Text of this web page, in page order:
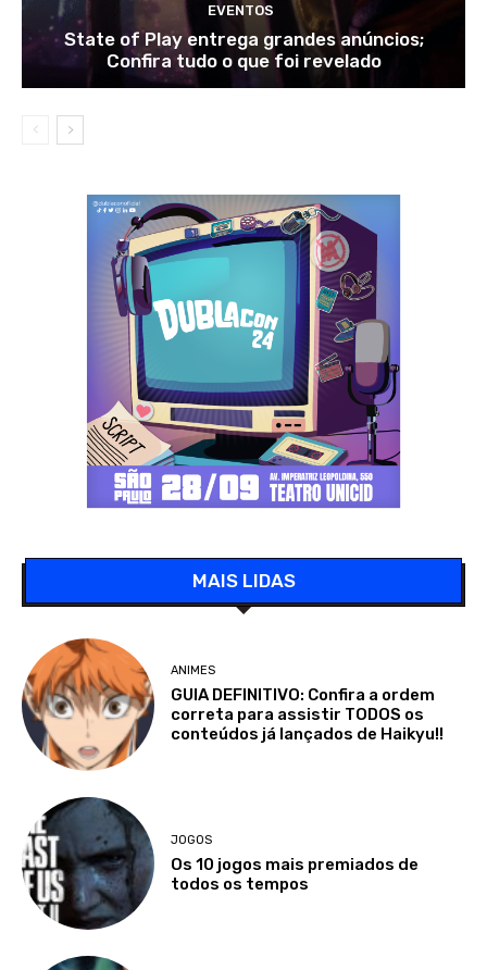
EVENTOS
State of Play entrega grandes anúncios;
Confira tudo o que foi revelado
MAIS LIDAS
ANIMES
GUIA DEFINITIVO: Confira a ordem
correta para assistir TODOS os
conteúdos já lançados de Haikyu!!
JOGOS
Os 10 jogos mais premiados de
todos os tempos